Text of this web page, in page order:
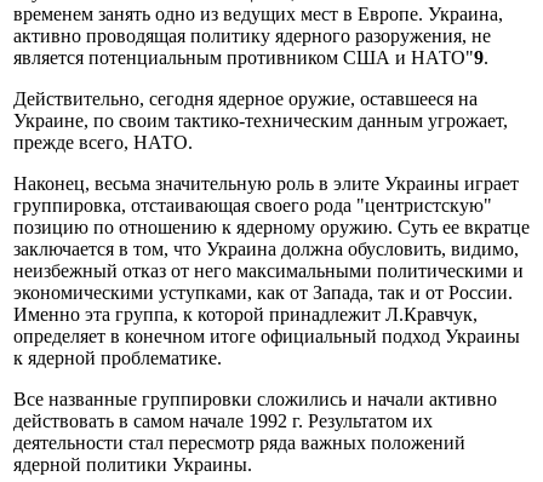
временем занять одно из ведущих мест в Европе. Украина,
активно проводящая политику ядерного разоружения, не
является потенциальным противником США и НАТО"9.
Действительно, сегодня ядерное оружие, оставшееся на
Украине, по своим тактико-техническим данным угрожает,
прежде всего, НАТО.
Наконец, весьма значительную роль в элите Украины играет
группировка, отстаивающая своего рода "центристскую"
позицию по отношению к ядерному оружию. Суть ее вкратце
заключается в том, что Украина должна обусловить, видимо,
неизбежный отказ от него максимальными политическими и
экономическими уступками, как от Запада, так и от России.
Именно эта группа, к которой принадлежит Л.Кравчук,
определяет в конечном итоге официальный подход Украины
к ядерной проблематике.
Все названные группировки сложились и начали активно
действовать в самом начале 1992 г. Результатом их
деятельности стал пересмотр ряда важных положений
ядерной политики Украины.